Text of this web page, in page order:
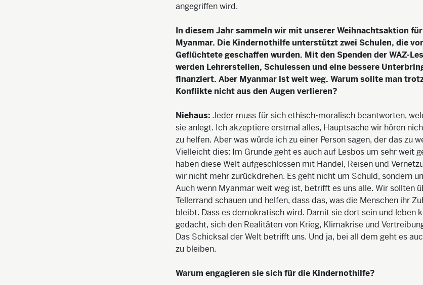
angegriffen wird.
In diesem Jahr sammeln wir mit unserer Weihnachtsaktion
Myanmar. Die Kindernothilfe unterstützt zwei Schulen, die
Geflüchtete geschaffen wurden. Mit den Spenden der WAZ-
werden Lehrerstellen, Schulessen und eine bessere
finanziert. Aber Myanmar ist weit weg. Warum sollte man
Konflikte nicht aus den Augen verlieren?
Niehaus: Jeder muss für sich ethisch-moralisch beantworten,
sie anlegt. Ich akzeptiere erstmal alles, Hauptsache wir hören
zu helfen. Aber was würde ich zu einer Person sagen, der das zu
Vielleicht dies: Im Grunde geht es auch auf Lesbos um sehr weit
haben diese Welt aufgeschlossen mit Handel, Reisen und
wir nicht mehr zurückdrehen. Es geht nicht um Schuld, sondern
Auch wenn Myanmar weit weg ist, betrifft es uns alle. Wir sollten
Tellerrand schauen und helfen, dass das, was die Menschen ihr
bleibt. Dass es demokratisch wird. Damit sie dort sein und leben
gedacht, sich den Realitäten von Krieg, Klimakrise und
Das Schicksal der Welt betrifft uns. Und ja, bei all dem geht es
zu bleiben.
Warum engagieren sie sich für die Kindernothilfe?